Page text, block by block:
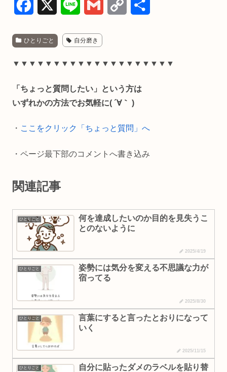
c
e
o
n
e i y
i
ひとりごと 自分磨き
▼▼▼▼▼▼▼▼▼▼▼▼▼▼▼▼▼▼▼▼
「ちょっと質問したい」という方は
いずれかの方法でお気軽に( ´∀｀ )
・ ここをクリック「ちょっと質問」へ
・ページ最下部のコメントへ書き込み
関連記事
ひとりごと
何を達成したいのか目的を見失うこ
とのないように
2025/4/19
ひとりごと
姿勢には気分を変える不思議な力が
宿ってる
2025/8/30
ひとりごと
言葉にすると言ったとおりになって
いく
2025/11/15
ひとりごと
自分に貼ったダメのラベルを貼り替